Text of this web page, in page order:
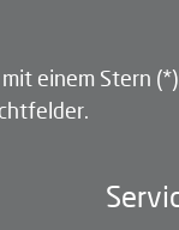
einem Stern